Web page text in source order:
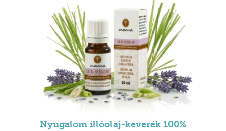
Nyugalom illóolaj-keverék 100%